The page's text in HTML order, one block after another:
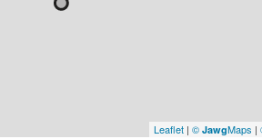
Leaflet | © JawgMaps |